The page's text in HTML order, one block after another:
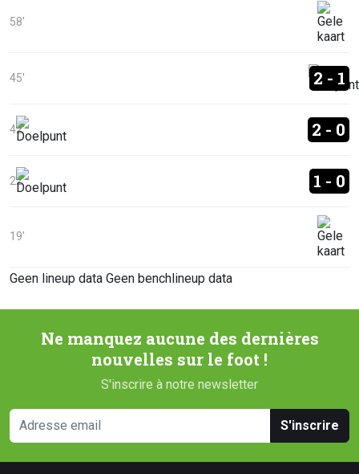
58'
45' 2 - 1
42' 2 - 0
22' 1 - 0
19'
Geen lineup data Geen benchlineup data
Ne manquez aucune des dernières
nouvelles sur le foot !
S'inscrire à notre newsletter
S'inscrire